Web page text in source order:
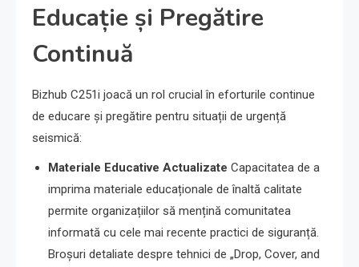
Educație și Pregătire
Continuă
Bizhub C251i joacă un rol crucial în eforturile continue
de educare și pregătire pentru situații de urgență
seismică:
Materiale Educative Actualizate Capacitatea de a
imprima materiale educaționale de înaltă calitate
permite organizațiilor să mențină comunitatea
informată cu cele mai recente practici de siguranță.
Broșuri detaliate despre tehnici de „Drop, Cover, and